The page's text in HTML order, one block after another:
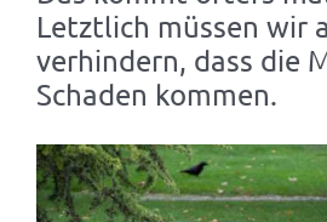
Letztlich müssen wir
verhindern, dass die
Schaden kommen.